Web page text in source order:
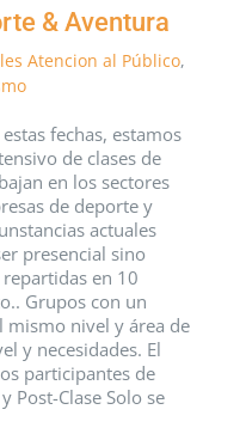
& Aventura
Atencion al Público,
fechas, estamos
de clases de
en los sectores
de deporte y
actuales
presencial sino
en 10
Grupos con un
mismo nivel y área de
y necesidades. El
participantes de
Post-Clase Solo se